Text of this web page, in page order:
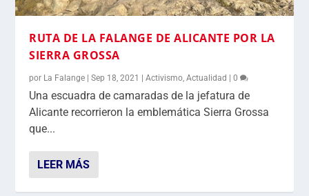
RUTA DE LA FALANGE DE ALICANTE POR LA
SIERRA GROSSA
por La Falange |Sep 18, 2021 |Activismo ,Actualidad |0
Una escuadra de camaradas de la jefatura de
Alicante recorrieron la emblemática Sierra Grossa
que...
LEER MÁS